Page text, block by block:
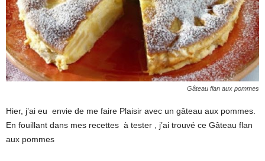
Gâteau flan aux pommes
Hier, j’ai eu envie de me faire Plaisir avec un gâteau aux pommes.
En fouillant dans mes recettes à tester , j’ai trouvé ce Gâteau flan
aux pommes